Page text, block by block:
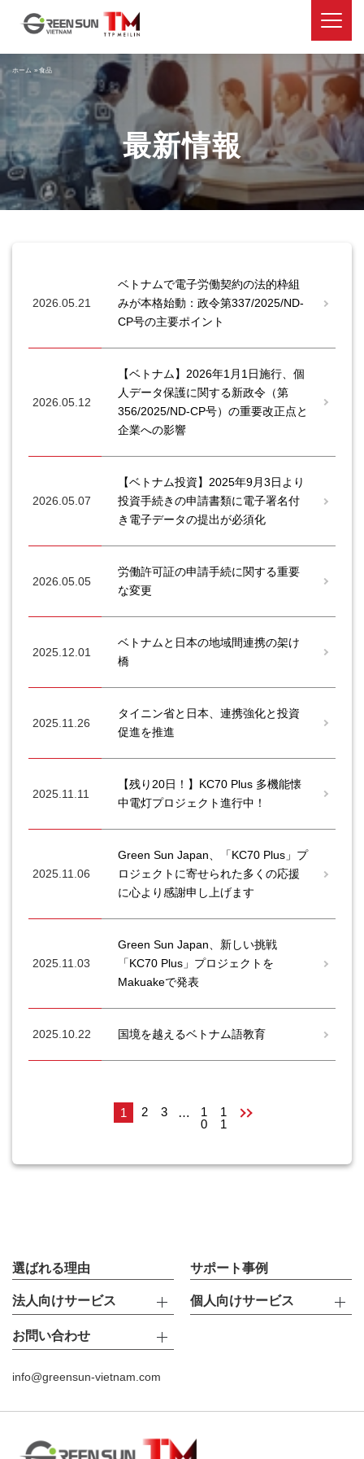
最新情報
ホーム »食品
2026.05.21
ベトナムで電子労働契約の法的枠組
みが本格始動：政令第337/2025/ND-
CP号の主要ポイント
2026.05.12
【ベトナム】2026年1月1日施行、個
人データ保護に関する新政令（第
356/2025/ND-CP号）の重要改正点と
企業への影響
2026.05.07
【ベトナム投資】2025年9月3日より
投資手続きの申請書類に電子署名付
き電子データの提出が必須化
2026.05.05
労働許可証の申請手続に関する重要
な変更
2025.12.01
ベトナムと日本の地域間連携の架け
橋
2025.11.26
タイニン省と日本、連携強化と投資
促進を推進
2025.11.11
【残り20日！】KC70 Plus 多機能懐
中電灯プロジェクト進行中！
2025.11.06
Green Sun Japan、「KC70 Plus」プ
ロジェクトに寄せられた多くの応援
に心より感謝申し上げます
2025.11.03
Green Sun Japan、新しい挑戦
「KC70 Plus」プロジェクトを
Makuakeで発表
2025.10.22 国境を越えるベトナム語教育
1 2 3 …
1
0
1
1
選ばれる理由 サポート事例
法人向けサービス 個人向けサービス
お問い合わせ
info@greensun-vietnam.com